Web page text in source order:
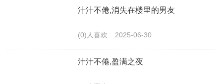
汁汁不倦,消失在楼里的男友
(0)人喜欢 2025-06-30
汁汁不倦,盈满之夜